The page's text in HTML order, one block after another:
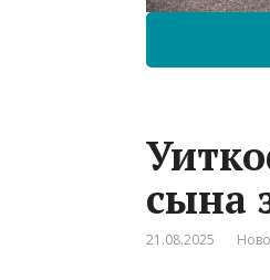
сына
21.08.2025